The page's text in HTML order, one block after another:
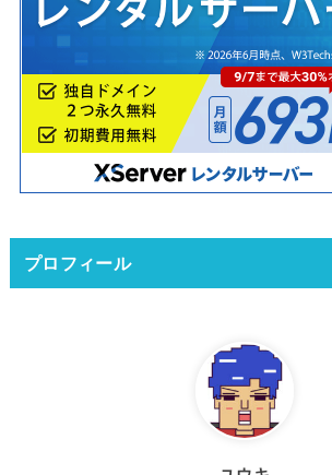
プロフィール